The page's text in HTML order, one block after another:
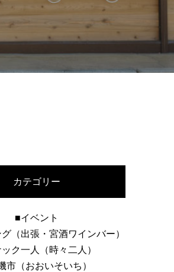
カテゴリー
■イベント
（出張・宮酒ワインバー）
ク一人（時々二人）
市（おおいそいち）